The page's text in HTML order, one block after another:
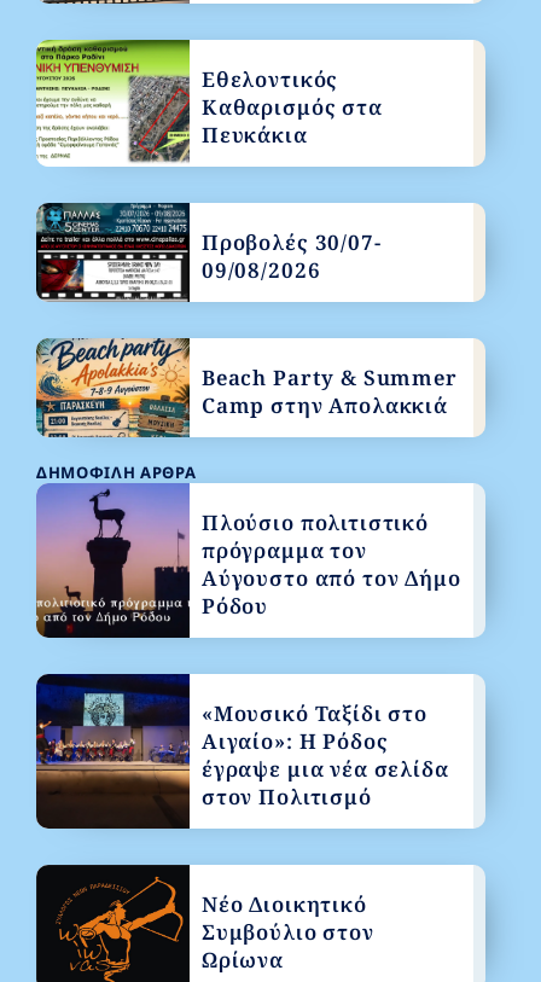
ΔΗΜΟΦΙΛΉ ΆΡΘΡΑ
Πλούσιο πολιτιστικό
πρόγραμμα τον
Αύγουστο από τον Δήμο
Ρόδου
«Μουσικό Ταξίδι στο
Αιγαίο»: Η Ρόδος
έγραψε μια νέα σελίδα
στον Πολιτισμό
Νέο Διοικητικό
Συμβούλιο στον
Ωρίωνα
Εθελοντικός
Καθαρισμός στα
Πευκάκια
Προβολές 30/07-
09/08/2026
Beach Party & Summer
Camp στην Απολακκιά